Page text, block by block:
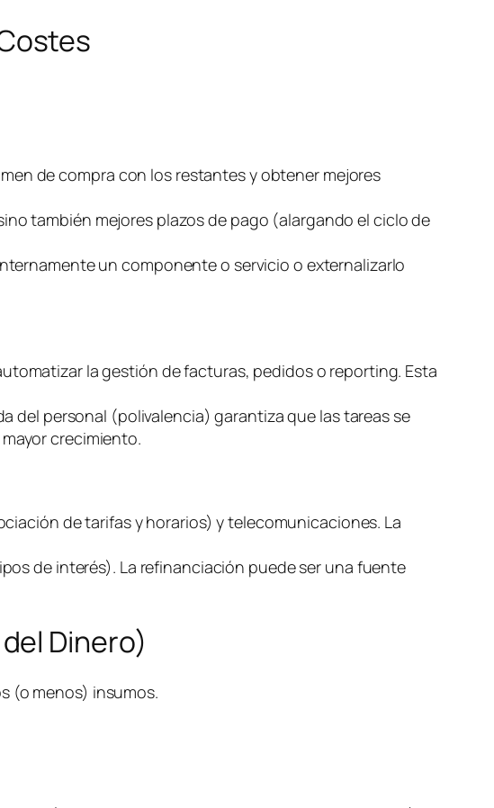
de compra con los restantes y obtener mejores
también mejores plazos de pago (alargando el ciclo de
un componente o servicio o externalizarlo
la gestión de facturas, pedidos o reporting. Esta
del personal (polivalencia) garantiza que las tareas se
crecimiento.
de tarifas y horarios) y telecomunicaciones. La
de interés). La refinanciación puede ser una fuente
Dinero)
(o menos) insumos.